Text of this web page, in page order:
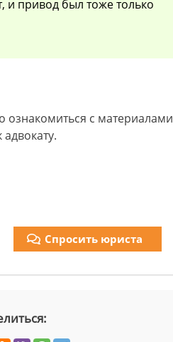
и привод был тоже только
ознакомиться с материалами
Спросить юриста